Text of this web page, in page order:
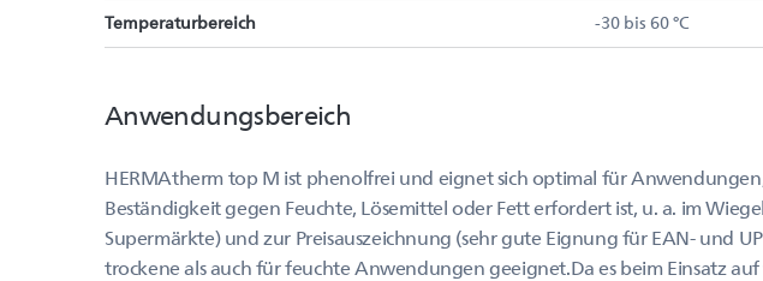
Temperaturbereich -30 bis 60 °C
Anwendungsbereich
HERMAtherm top M ist phenolfrei und eignet sich optimal für
Beständigkeit gegen Feuchte, Lösemittel oder Fett erfordert ist, u. a. im
Supermärkte) und zur Preisauszeichnung (sehr gute Eignung für EAN- und
trockene als auch für feuchte Anwendungen geeignet.Da es beim Einsatz